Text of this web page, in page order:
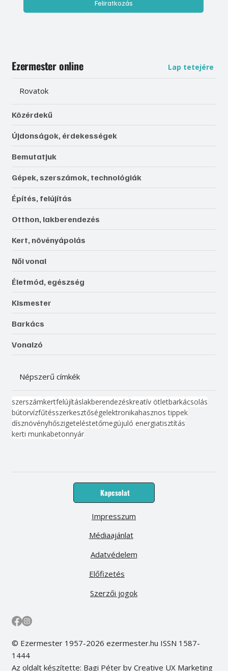
Feliratkozás
Ezermester online Lap tetejére
Rovatok
Közérdekű
Újdonságok, érdekességek
Bemutatjuk
Gépek, szerszámok, technológiák
Építés, felújítás
Otthon, lakberendezés
Kert, növényápolás
Női vonal
Életmód, egészség
Kismester
Barkács
Vonalzó
Népszerű címkék
szerszámkertfelújításlakberendezéskreatív ötletbarkácsolás
bútorvízfűtésszerkesztőségelektronikahasznos tippek
dísznövényhőszigeteléstetőmegújuló energiatisztítás
kerti munkabetonnyár
Kapcsolat
Médiaajánlat
Előfizetés
Impresszum
Adatvédelem
Szerzői jogok
© Ezermester 1957-2026 ezermester.hu ISSN 1587-
1444
Az oldalt készítette: Bagi Péter by Creative UX Marketing